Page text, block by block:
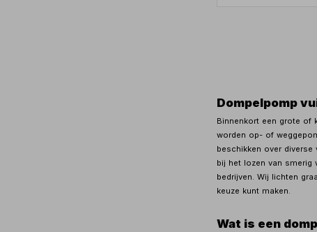
Dompelpomp
Binnenkort een grote of
worden op- of
beschikken over
bij het lozen van smerig
bedrijven. Wij lichten
keuze kunt maken.
Wat is een